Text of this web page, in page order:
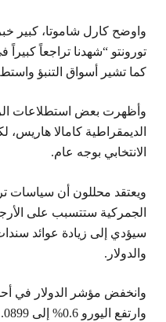
واوضح كارل شاموتا، كبير
تورونتو “شهدنا تراجعاً
كما تشير أسواق التنبؤ
وأظهرت بعض استطلاعات
الديمقراطية كامالا
الانتخابي بوجه عام.
ويعتقد محللون أن سياسات
الجمركية ستتسبب على
سيؤدي إلى زيادة عوائد
والدولار.